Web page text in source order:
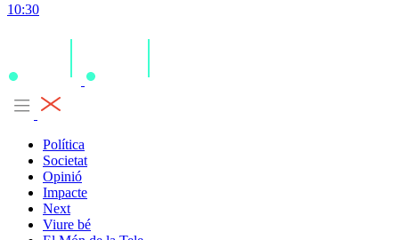
10:30
Política
Societat
Opinió
Impacte
Next
Viure bé